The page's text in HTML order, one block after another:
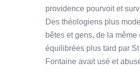
providence pourvoit et
Des théologiens plus
bêtes et gens, de la
équilibrées plus tard par
Fontaine avait usé et